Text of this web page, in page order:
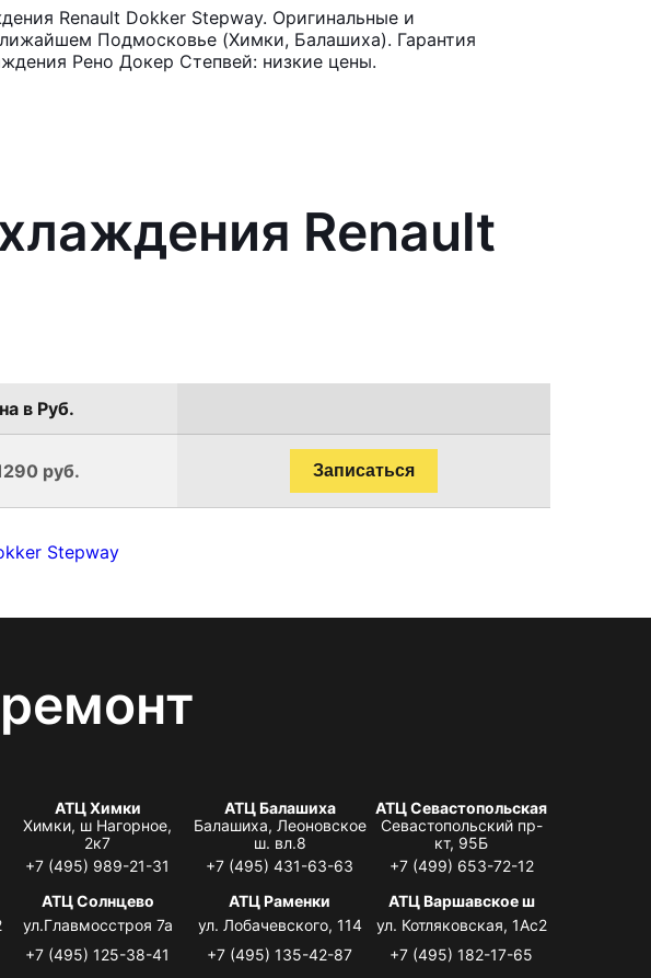
Renault Dokker Stepway. Оригинальные и
Подмосковье (Химки, Балашиха). Гарантия
Рено Докер Степвей: низкие цены.
Renault
в Руб.
руб. Записаться
Stepway
АТЦ Химки
Химки, ш Нагорное,
2к7
+7 (495) 989-21-31
АТЦ Балашиха
Балашиха, Леоновское
ш. вл.8
+7 (495) 431-63-63
АТЦ Севастопольская
Севастопольский пр-
кт, 95Б
+7 (499) 653-72-12
АТЦ Солнцево
ул.Главмосстроя 7а
+7 (495) 125-38-41
АТЦ Раменки
ул. Лобачевского, 114
+7 (495) 135-42-87
АТЦ Варшавское ш
ул. Котляковская, 1Ас2
+7 (495) 182-17-65